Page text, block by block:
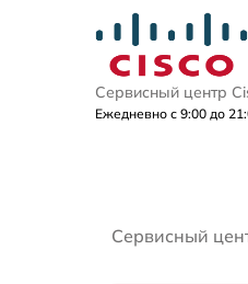
Сервисный центр
Ежедневно с 9:00 до
Сервисный